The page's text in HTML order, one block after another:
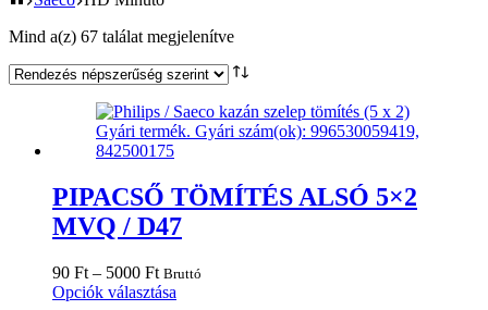
Mind a(z) 67 találat megjelenítveSorted
popularity
PIPACSŐ TÖMÍTÉS ALSÓ 5×2
MVQ / D47
90 Ft – 5000 FtÁrtartomány:
90 Ft
Bruttó
Opciók választása